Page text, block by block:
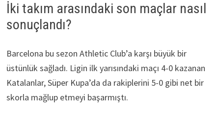
İki takım arasındaki son maçlar nasıl
sonuçlandı?
Barcelona bu sezon Athletic Club’a karşı büyük bir
üstünlük sağladı. Ligin ilk yarısındaki maçı 4-0 kazanan
Katalanlar, Süper Kupa’da da rakiplerini 5-0 gibi net bir
skorla mağlup etmeyi başarmıştı.